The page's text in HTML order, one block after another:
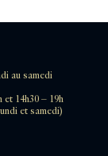
au samedi
et 14h30 – 19h
et samedi)